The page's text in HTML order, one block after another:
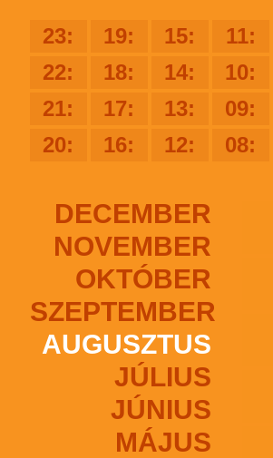
23: 19: 15:
11:
22:
18: 14:
10:
21:
17: 13:
09:
20:
16: 12: 08:
DECEMBER
NOVEMBER
OKTÓBER
SZEPTEMBER
AUGUSZTUS
JÚLIUS
JÚNIUS
MÁJUS